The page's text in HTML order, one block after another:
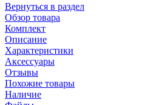
Вернуться в раздел
Обзор товара
Комплект
Описание
Характеристики
Аксессуары
Отзывы
Похожие товары
Наличие